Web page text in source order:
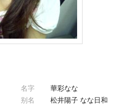
名字
華彩なな
别名
松井陽子 なな日和